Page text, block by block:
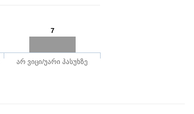
7
არ ვიცი/უარი პასუხზე